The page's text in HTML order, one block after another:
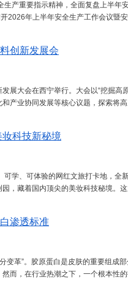
产重要指示精神，全面复盘上半
2026年上半年安全生产工作会议暨
创新发展会
展大会在西宁举行。大会以“挖掘高
产业协同发展等核心议题，探索将
科技新秘境
学、可体验的网红文旅打卡地，
，藏着国内顶尖的美妆科技秘境。
渗透标准
变革”。胶原蛋白是皮肤的重要组成
而，在行业热潮之下，一个根本性